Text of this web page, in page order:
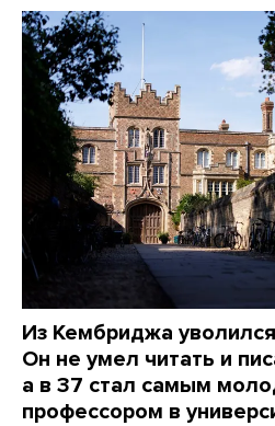
Из Кембриджа
Он не умел читать и
а в 37 стал самым
профессором в